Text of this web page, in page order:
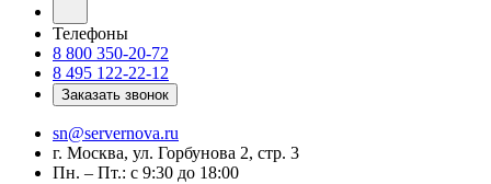
Телефоны
8 800 350-20-72
8 495 122-22-12
Заказать звонок
sn@servernova.ru
г. Москва, ул. Горбунова 2, стр. 3
Пн. – Пт.: с 9:30 до 18:00